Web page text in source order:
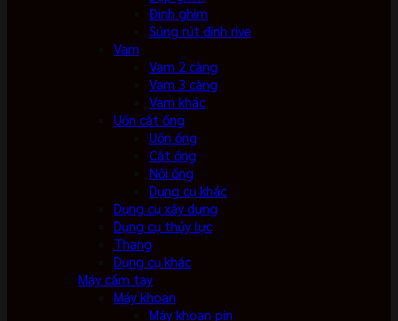
Đinh ghim
Súng rút đinh rive
Vam
Vam 2 càng
Vam 3 càng
Vam khác
Uốn cắt ống
Uốn ống
Cắt ống
Nối ống
Dụng cụ khác
Dụng cụ xây dựng
Dụng cụ thủy lực
Thang
Dụng cụ khác
Máy cầm tay
Máy khoan
Máy khoan pin